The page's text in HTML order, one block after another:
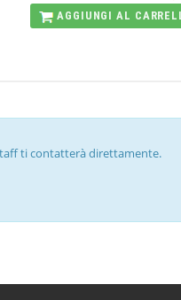
AGGIUNGI AL
ti contatterà direttamente.